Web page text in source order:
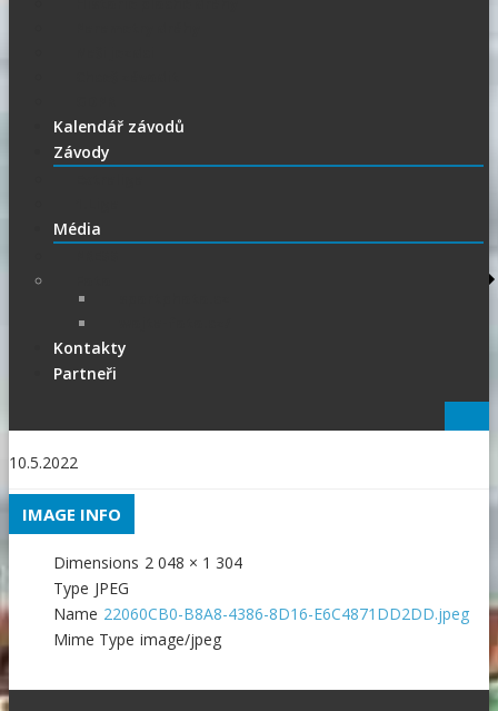
Kalendář závodů
Závody
Média
Kontakty
Partneři
10.5.2022
IMAGE INFO
Dimensions 2 048 × 1 304
Type JPEG
Name 22060CB0-B8A8-4386-8D16-E6C4871DD2DD.jpeg
Mime Type image/jpeg